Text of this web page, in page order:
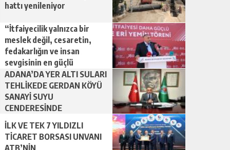
hattı yenileniyor
“İtfaiyecilik yalnızca bir
meslek değil, cesaretin,
fedakarlığın ve insan
sevgisinin en güçlü
temsilidir.”
ADANA’DA YER ALTI SULARI
TEHLİKEDE GERDAN KÖYÜ
SANAYİ SUYU
CENDERESİNDE
İLK VE TEK 7 YILDIZLI
TİCARET BORSASI UNVANI
ATB’NİN